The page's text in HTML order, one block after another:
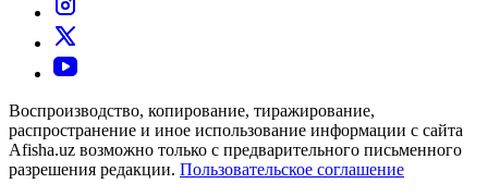
Воспроизводство, копирование, тиражирование,
распространение и иное использование информации с сайта
Afisha.uz возможно только с предварительного письменного
разрешения редакции. Пользовательское соглашение